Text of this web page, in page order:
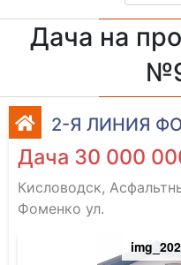
Дача на
2-Я ЛИНИЯ
Дача 30 000
Кисловодск,
Фоменко ул.